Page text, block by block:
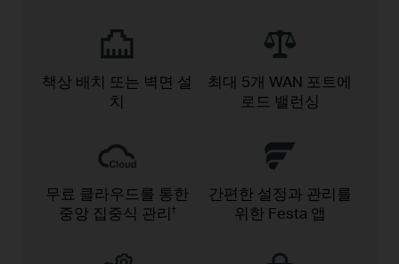
책상 배치 또는 벽면 설
치
최대 5개 WAN 포트에
로드 밸런싱
무료 클라우드를 통한
중앙 집중식 관리†
간편한 설정과 관리를
위한 Festa 앱